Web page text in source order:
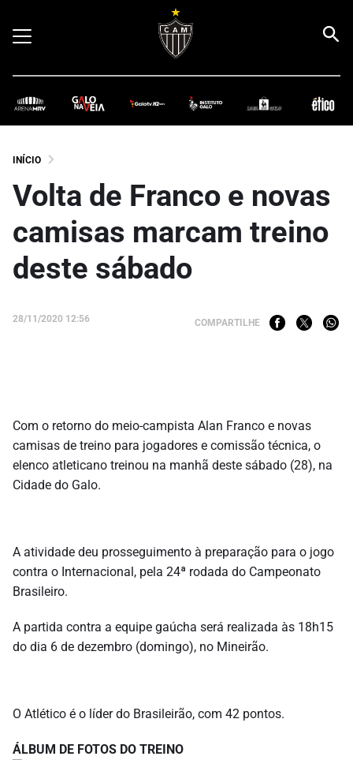
INÍCIO
Volta de Franco e novas
camisas marcam treino
deste sábado
28/11/2020 12:56 COMPARTILHE
Com o retorno do meio-campista Alan Franco e novas
camisas de treino para jogadores e comissão técnica, o
elenco atleticano treinou na manhã deste sábado (28), na
Cidade do Galo.
A atividade deu prosseguimento à preparação para o jogo
contra o Internacional, pela 24ª rodada do Campeonato
Brasileiro.
A partida contra a equipe gaúcha será realizada às 18h15
do dia 6 de dezembro (domingo), no Mineirão.
O Atlético é o líder do Brasileirão, com 42 pontos.
ÁLBUM DE FOTOS DO TREINO